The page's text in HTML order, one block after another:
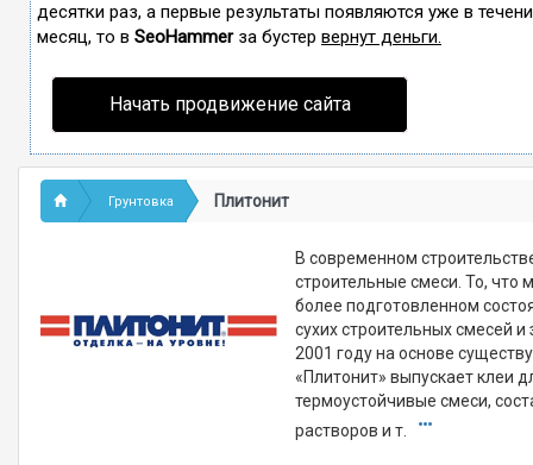
десятки раз, а первые результаты появляются уже в
месяц, то в SeoHammerза бустер вернут деньги.
Начать продвижение сайта
Грунтовка Плитонит
В современном
строительные смеси. То, что
более подготовленном
сухих строительных смесей
2001 году на основе
«Плитонит» выпускает клеи
термоустойчивые смеси,
растворов и т.